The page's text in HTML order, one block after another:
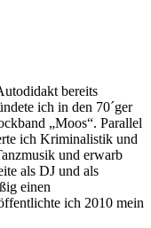
bereits
ich in den 70´ger
„Moos“. Parallel
ich Kriminalistik und
und erwarb
als DJ und als
einen
ich 2010 mein